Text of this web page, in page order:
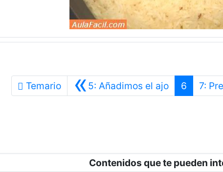
Temario «5: Añadimos el ajoAnterior
6 7:
Contenidos que te pueden